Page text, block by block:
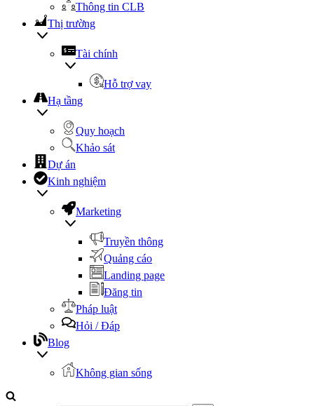
Thông tin CLB
Thị trường
Tài chính
Hỗ trợ vay
Hạ tầng
Quy hoạch
Khảo sát
Dự án
Kinh nghiệm
Marketing
Truyền thông
Quảng cáo
Landing page
Đăng tin
Pháp luật
Hỏi / Đáp
Blog
Không gian sống